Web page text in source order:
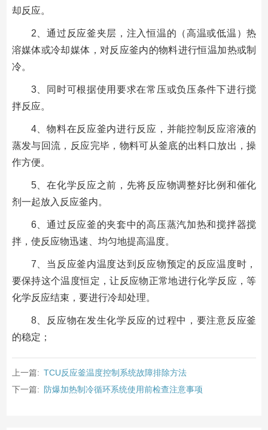
却反应。
2、通过反应釜夹层，注入恒温的（高温或低温）热
溶媒体或冷却媒体，对反应釜内的物料进行恒温加热或制
冷。
3、同时可根据使用要求在常压或负压条件下进行搅
拌反应。
4、物料在反应釜内进行反应，并能控制反应溶液的
蒸发与回流，反应完毕，物料可从釜底的出料口放出，操
作方便。
5、在化学反应之前，先将反应物调整好比例和催化
剂一起放入反应釜内。
6、通过反应釜的夹套中的高压蒸汽加热和搅拌器搅
拌，使反应物迅速、均匀地提高温度。
7、当反应釜内温度达到反应物预定的反应温度时，
要保持这个温度恒定，让反应物正常地进行化学反应，等
化学反应结束，要进行冷却处理。
8、反应物在发生化学反应的过程中，要注意反应釜
的稳定；
上一篇: TCU反应釜温度控制系统故障排除方法
下一篇: 防爆加热制冷循环系统使用前检查注意事项